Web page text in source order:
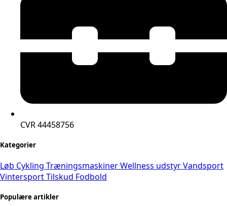
CVR 44458756
Kategorier
Løb Cykling TræningsmaskinerWellness udstyrVandsport
VintersportTilskud Fodbold
Populære artikler